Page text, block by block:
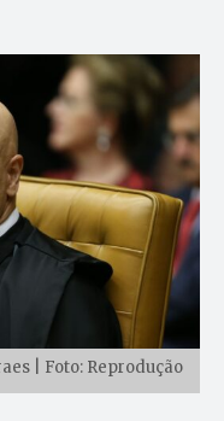
| Foto: Reprodução